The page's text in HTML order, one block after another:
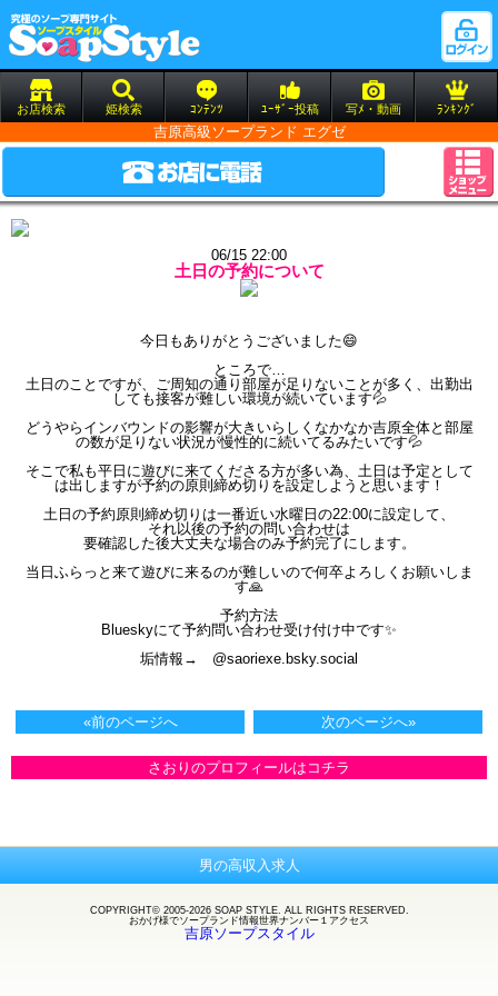
お店検索 姫検索 ｺﾝﾃﾝﾂ ﾕｰｻﾞｰ投稿 写ﾒ・動画 ﾗﾝｷﾝｸﾞ
吉原高級ソープランド エグゼ
06/15 22:00
土日の予約について
今日もありがとうございました😄
ところで…
土日のことですが、ご周知の通り部屋が足りないことが多く、出勤出
しても接客が難しい環境が続いています💦
どうやらインバウンドの影響が大きいらしくなかなか吉原全体と部屋
の数が足りない状況が慢性的に続いてるみたいです💦
そこで私も平日に遊びに来てくださる方が多い為、土日は予定として
は出しますが予約の原則締め切りを設定しようと思います！
土日の予約原則締め切りは一番近い水曜日の22:00に設定して、
それ以後の予約の問い合わせは
要確認した後大丈夫な場合のみ予約完了にします。
当日ふらっと来て遊びに来るのが難しいので何卒よろしくお願いしま
す🙏
予約方法
Blueskyにて予約問い合わせ受け付け中です✨
垢情報→ @saoriexe.bsky.social
«前のページへ 次のページへ»
さおりのプロフィールはコチラ
男の高収入求人
COPYRIGHT© 2005-2026 SOAP STYLE. ALL RIGHTS RESERVED.
おかげ様でソープランド情報世界ナンバー１アクセス
吉原ソープスタイル